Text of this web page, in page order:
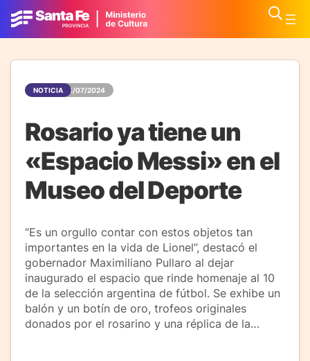
NOTICIA 08/07/2024
Rosario ya tiene un
«Espacio Messi» en el
Museo del Deporte
“Es un orgullo contar con estos objetos tan
importantes en la vida de Lionel”, destacó el
gobernador Maximiliano Pullaro al dejar
inaugurado el espacio que rinde homenaje al 10
de la selección argentina de fútbol. Se exhibe un
balón y un botín de oro, trofeos originales
donados por el rosarino y una réplica de la…